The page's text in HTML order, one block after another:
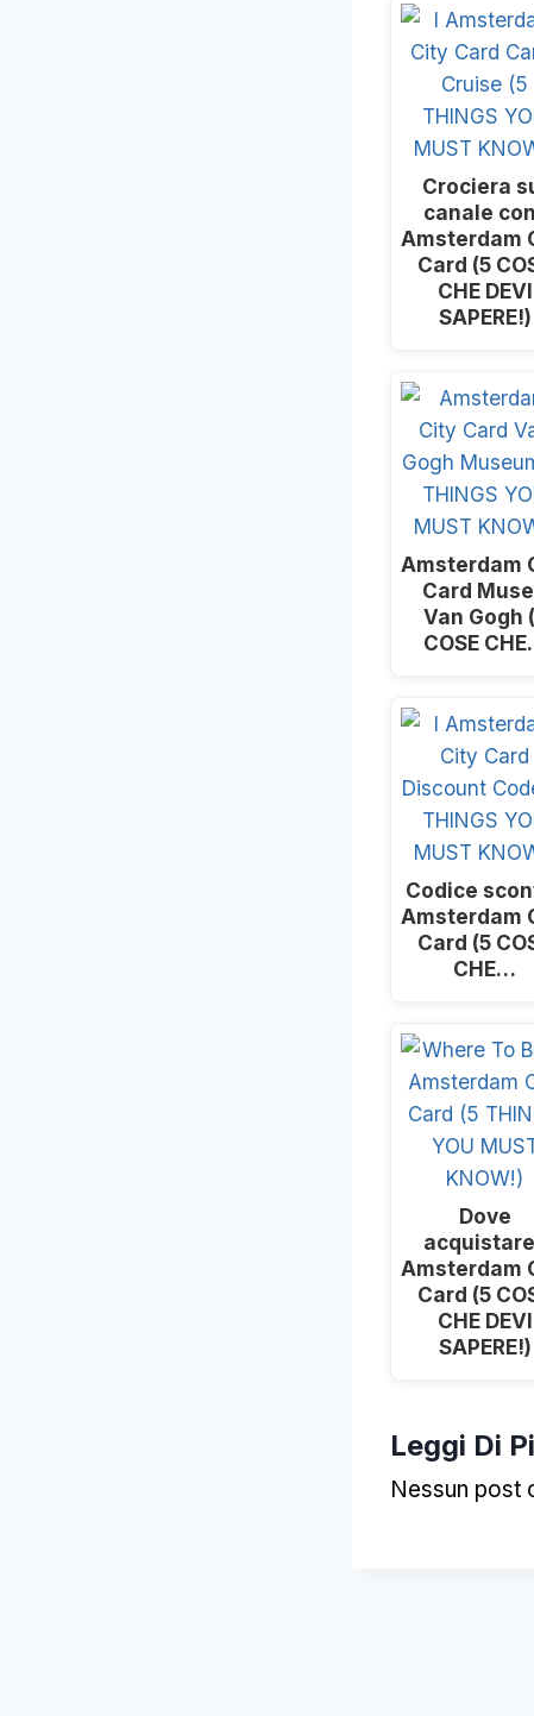
Crociera
canale
Amsterdam
Card (5
CHE DEVI
SAPERE!)
Amsterdam
Card
Van Gogh
COSE
Codice
Amsterdam
Card (5
CHE…
Dove
Amsterdam
Card (5
CHE DEVI
SAPERE!)
Leggi Di
Nessun post